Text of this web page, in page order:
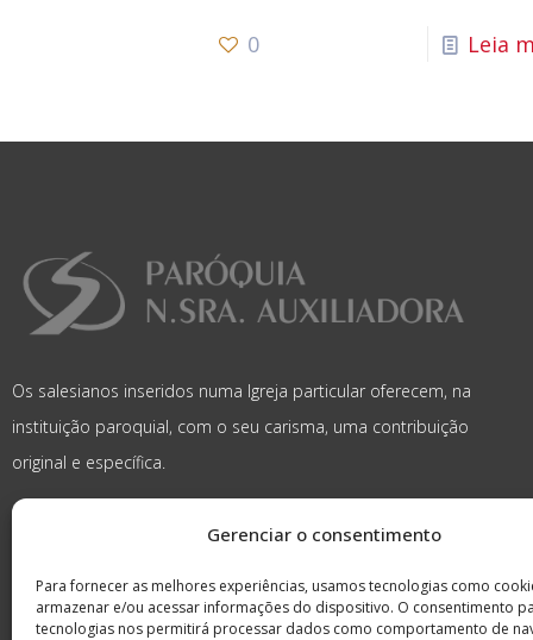
Gerenciar o consentimento
Para fornecer as melhores experiências, usamos tecnologias como
armazenar e/ou acessar informações do dispositivo. O consentimento
tecnologias nos permitirá processar dados como comportamento de
0 Leia
Os salesianos inseridos numa Igreja particular oferecem, na
instituição paroquial, com o seu carisma, uma contribuição
original e específica.